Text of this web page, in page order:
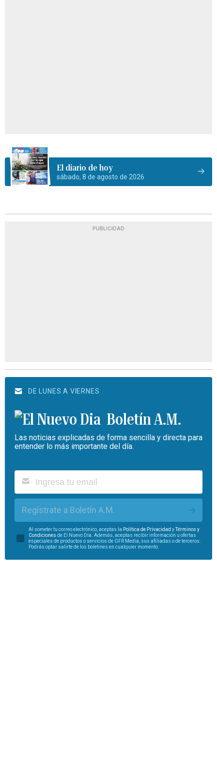
El diario de hoy
sábado, 8 de agosto de 2026
PUBLICIDAD
DE LUNES A VIERNES
Boletín A.M.
Las noticias explicadas de forma sencilla y directa para
entender lo más importante del día.
Regístrate a Boletín A.M.
Al someter tu correo electrónico, aceptas la Política de Privacidad yTérminos y
Condiciones de El Nuevo Día. Además, aceptas recibir información u ofertas
especiales de productos o servicios de GFR Media, sus afiliadas o de terceros.
Podrás optar salirte de los boletines en cualquier momento.